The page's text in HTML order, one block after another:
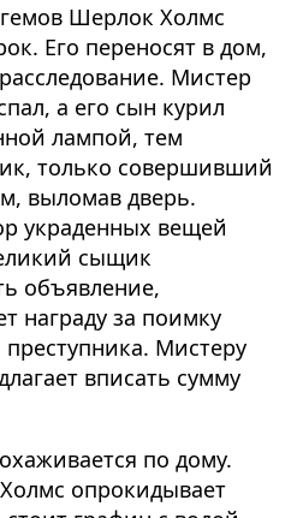
Шерлок Холмс
Его переносят в дом,
Мистер
а его сын курил
лампой, тем
только совершивший
выломав дверь.
украденных вещей
сыщик
объявление,
награду за поимку
Мистеру
вписать сумму
по дому.
опрокидывает